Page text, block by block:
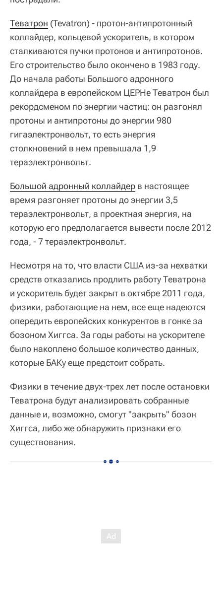
Теватрон (Tevatron) - протон-антипротонный
коллайдер, кольцевой ускоритель, в котором
сталкиваются пучки протонов и антипротонов.
Его строительство было окончено в 1983 году.
До начала работы Большого адронного
коллайдера в европейском ЦЕРНе Теватрон был
рекордсменом по энергии частиц: он разгонял
протоны и антипротоны до энергии 980
гигаэлектронвольт, то есть энергия
столкновений в нем превышала 1,9
тераэлектронвольт.
Большой адронный коллайдер в настоящее
время разгоняет протоны до энергии 3,5
тераэлектронвольт, а проектная энергия, на
которую его предполагается вывести после 2012
года, - 7 тераэлектронвольт.
Несмотря на то, что власти США из-за нехватки
средств отказались продлить работу Теватрона
и ускоритель будет закрыт в октябре 2011 года,
физики, работающие на нем, все еще надеются
опередить европейских конкурентов в гонке за
бозоном Хиггса. За годы работы на ускорителе
было накоплено большое количество данных,
которые БАКу еще предстоит собрать.
Физики в течение двух-трех лет после остановки
Теватрона будут анализировать собранные
данные и, возможно, смогут "закрыть" бозон
Хиггса, либо же обнаружить признаки его
существования.